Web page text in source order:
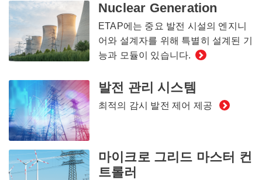
Nuclear Generation
ETAP에는 중요 발전 시설의 엔지니
어와 설계자를 위해 특별히 설계된 기
능과 모듈이 있습니다.
발전 관리 시스템
최적의 감시 발전 제어 제공
마이크로 그리드 마스터 컨
트롤러